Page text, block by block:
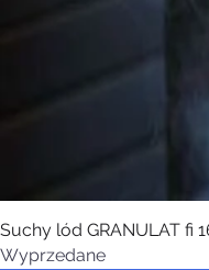
Suchy lód GRANULAT fi
Wyprzedane